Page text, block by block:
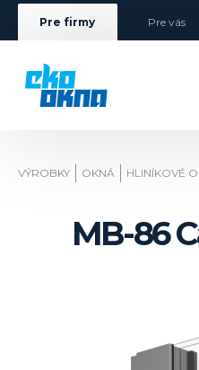
Pre firmy Pre vás
VÝROBKY OKNÁ HLINÍKOVÉ
MB-86